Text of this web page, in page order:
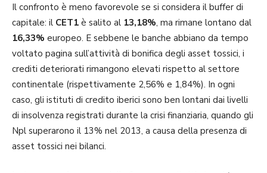
Il confronto è meno favorevole se si considera il buffer di
capitale: il CET1 è salito al 13,18%, ma rimane lontano dal
16,33% europeo. E sebbene le banche abbiano da tempo
voltato pagina sull’attività di bonifica degli asset tossici, i
crediti deteriorati rimangono elevati rispetto al settore
continentale (rispettivamente 2,56% e 1,84%). In ogni
caso, gli istituti di credito iberici sono ben lontani dai livelli
di insolvenza registrati durante la crisi finanziaria, quando gli
Npl superarono il 13% nel 2013, a causa della presenza di
asset tossici nei bilanci.